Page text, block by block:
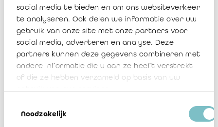
social media te bieden en om ons websiteverkeer
te analyseren. Ook delen we informatie over uw
gebruik van onze site met onze partners voor
social media, adverteren en analyse. Deze
partners kunnen deze gegevens combineren met
andere informatie die u aan ze heeft verstrekt
of die ze hebben verzameld op basis van uw
Noodzakelijk
Dupont Ludivine
Duquennoy Kimberlay
EIPPERS Sabrina Actief
El Hajji Actief